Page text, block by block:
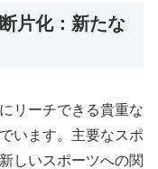
片化：新たな
リーチできる貴重な
います。主要なスポ
しいスポーツへの関